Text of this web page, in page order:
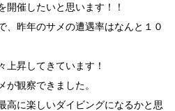
開催したいと思います！！
、昨年のサメの遭遇率はなんと１０
上昇してきています！
観察できました。
高に楽しいダイビングになるかと思